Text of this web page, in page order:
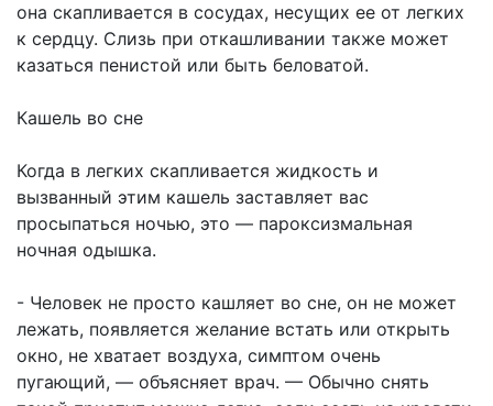
она скапливается в сосудах, несущих ее от легких
к сердцу. Слизь при откашливании также может
казаться пенистой или быть беловатой.
Кашель во сне
Когда в легких скапливается жидкость и
вызванный этим кашель заставляет вас
просыпаться ночью, это — пароксизмальная
ночная одышка.
- Человек не просто кашляет во сне, он не может
лежать, появляется желание встать или открыть
окно, не хватает воздуха, симптом очень
пугающий, — объясняет врач. — Обычно снять